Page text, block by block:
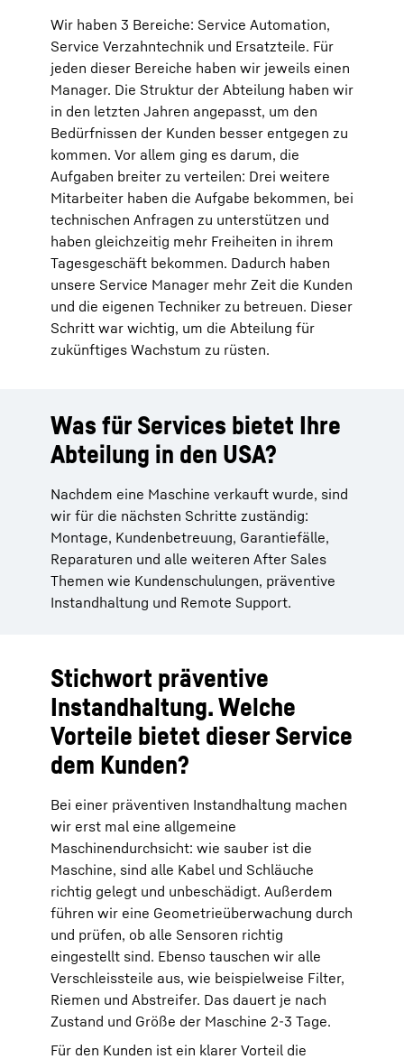
Wir haben 3 Bereiche: Service Automation,
Service Verzahntechnik und Ersatzteile. Für
jeden dieser Bereiche haben wir jeweils einen
Manager. Die Struktur der Abteilung haben wir
in den letzten Jahren angepasst, um den
Bedürfnissen der Kunden besser entgegen zu
kommen. Vor allem ging es darum, die
Aufgaben breiter zu verteilen: Drei weitere
Mitarbeiter haben die Aufgabe bekommen, bei
technischen Anfragen zu unterstützen und
haben gleichzeitig mehr Freiheiten in ihrem
Tagesgeschäft bekommen. Dadurch haben
unsere Service Manager mehr Zeit die Kunden
und die eigenen Techniker zu betreuen. Dieser
Schritt war wichtig, um die Abteilung für
zukünftiges Wachstum zu rüsten.
Was für Services bietet Ihre
Abteilung in den USA?
Nachdem eine Maschine verkauft wurde, sind
wir für die nächsten Schritte zuständig:
Montage, Kundenbetreuung, Garantiefälle,
Reparaturen und alle weiteren After Sales
Themen wie Kundenschulungen, präventive
Instandhaltung und Remote Support.
Stichwort präventive
Instandhaltung. Welche
Vorteile bietet dieser Service
dem Kunden?
Bei einer präventiven Instandhaltung machen
wir erst mal eine allgemeine
Maschinendurchsicht: wie sauber ist die
Maschine, sind alle Kabel und Schläuche
richtig gelegt und unbeschädigt. Außerdem
führen wir eine Geometrieüberwachung durch
und prüfen, ob alle Sensoren richtig
eingestellt sind. Ebenso tauschen wir alle
Verschleissteile aus, wie beispielweise Filter,
Riemen und Abstreifer. Das dauert je nach
Zustand und Größe der Maschine 2-3 Tage.
Für den Kunden ist ein klarer Vorteil die